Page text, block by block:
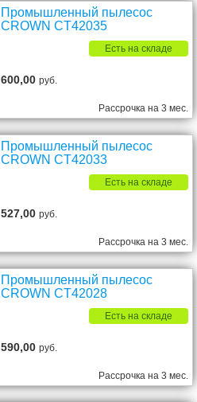
Промышленный пылесос
CROWN CT42035
Есть на складе
600,00руб.
Рассрочка на 3 мес.
Промышленный пылесос
CROWN CT42033
Есть на складе
527,00руб.
Рассрочка на 3 мес.
Промышленный пылесос
CROWN CT42028
Есть на складе
590,00руб.
Рассрочка на 3 мес.